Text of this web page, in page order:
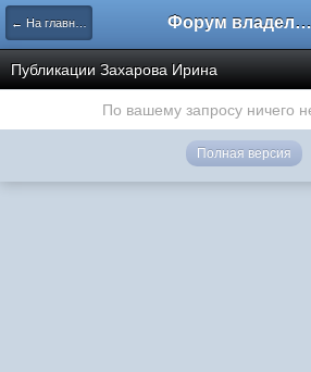
← На главную Форум владельцев интернет-магазинов
Публикации Захарова Ирина
По вашему запросу ничего
Полная версия